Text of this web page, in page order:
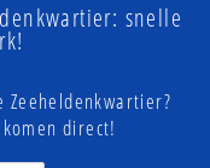
snelle
Zeeheldenkwartier?
direct!